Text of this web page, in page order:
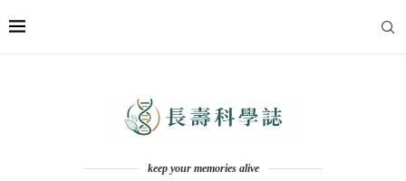
keep your memories alive